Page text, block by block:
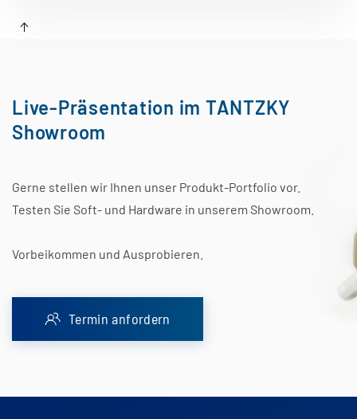
Live-Präsentation im TANTZKY
Showroom
Gerne stellen wir Ihnen unser Produkt-Portfolio vor.
Testen Sie Soft- und Hardware in unserem Showroom.
Vorbeikommen und Ausprobieren.
Termin anfordern